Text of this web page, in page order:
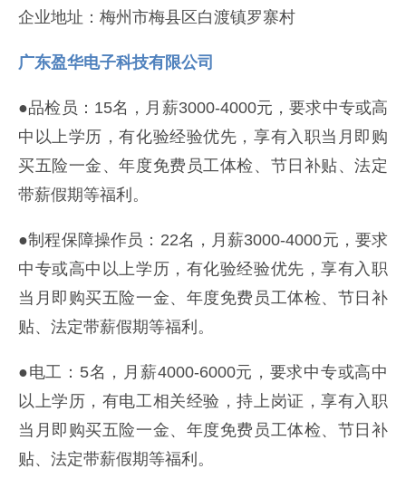
企业地址：梅州市梅县区白渡镇罗寨村
广东盈华电子科技有限公司
●品检员：15名，月薪3000-4000元，要求中专或高
中以上学历，有化验经验优先，享有入职当月即购
买五险一金、年度免费员工体检、节日补贴、法定
带薪假期等福利。
●制程保障操作员：22名，月薪3000-4000元，要求
中专或高中以上学历，有化验经验优先，享有入职
当月即购买五险一金、年度免费员工体检、节日补
贴、法定带薪假期等福利。
●电工：5名，月薪4000-6000元，要求中专或高中
以上学历，有电工相关经验，持上岗证，享有入职
当月即购买五险一金、年度免费员工体检、节日补
贴、法定带薪假期等福利。